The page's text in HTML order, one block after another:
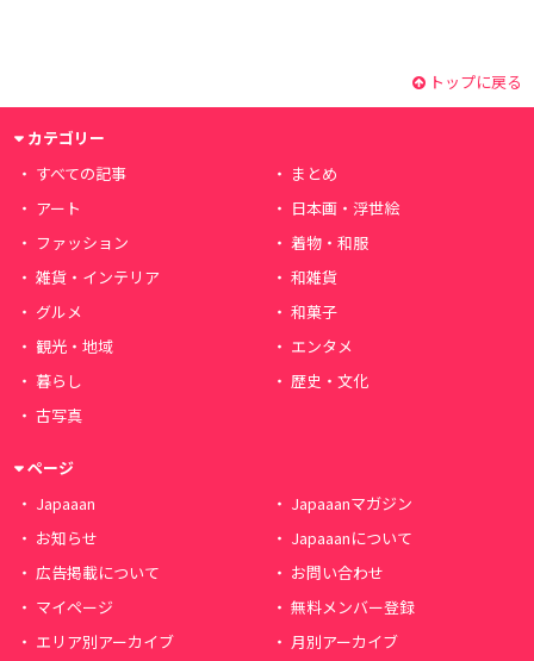
トップに戻る
カテゴリー
すべての記事
まとめ
アート
日本画・浮世絵
ファッション
着物・和服
雑貨・インテリア
和雑貨
グルメ
和菓子
観光・地域
エンタメ
暮らし
歴史・文化
古写真
ページ
Japaaan
Japaaanマガジン
お知らせ
Japaaanについて
広告掲載について
お問い合わせ
マイページ
無料メンバー登録
エリア別アーカイブ
月別アーカイブ